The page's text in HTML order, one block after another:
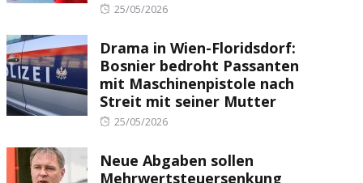
Posted
25/05/2026
Drama in Wien-Floridsdorf:
Bosnier bedroht Passanten
mit Maschinenpistole nach
Streit mit seiner Mutter
Posted
25/05/2026
Neue Abgaben sollen
Mehrwertsteuersenkung